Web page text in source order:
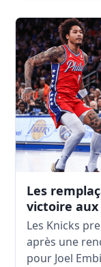
Les
victoire aux
Les Knicks
après une
pour Joel